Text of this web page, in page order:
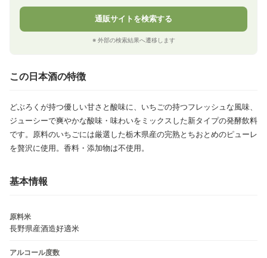
通販サイトを検索する
※ 外部の検索結果へ遷移します
この日本酒の特徴
どぶろくが持つ優しい甘さと酸味に、いちごの持つフレッシュな風味、
ジューシーで爽やかな酸味・味わいをミックスした新タイプの発酵飲料
です。原料のいちごには厳選した栃木県産の完熟とちおとめのピューレ
を贅沢に使用。香料・添加物は不使用。
基本情報
原料米
長野県産酒造好適米
アルコール度数